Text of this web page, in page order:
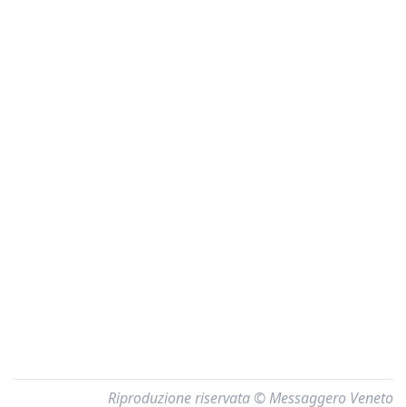
Riproduzione riservata © Messaggero Veneto